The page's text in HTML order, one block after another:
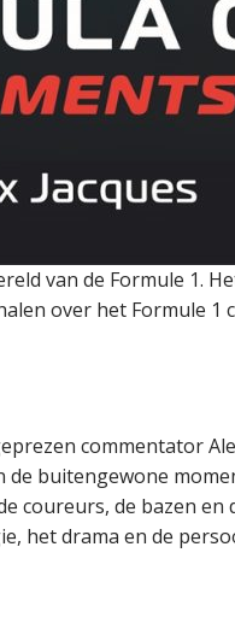
van de Formule 1.
over het Formule 1
commentator
de buitengewone
coureurs, de bazen
het drama en de